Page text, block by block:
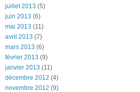
juillet 2013 (5)
juin 2013 (6)
mai 2013 (11)
avril 2013 (7)
mars 2013 (6)
février 2013 (9)
janvier 2013 (11)
décembre 2012 (4)
novembre 2012 (9)